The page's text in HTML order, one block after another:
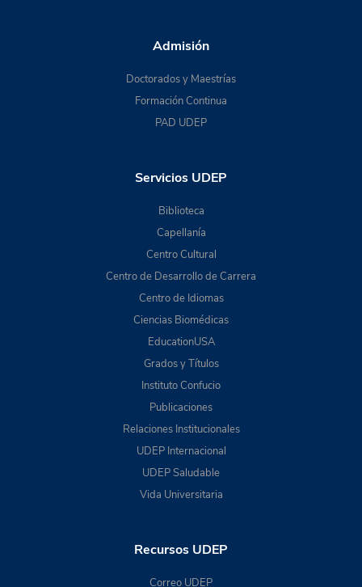
Admisión
Doctorados y Maestrías
Formación Continua
PAD UDEP
Servicios UDEP
Biblioteca
Capellanía
Centro Cultural
Centro de Desarrollo de Carrera
Centro de Idiomas
Ciencias Biomédicas
EducationUSA
Grados y Títulos
Instituto Confucio
Publicaciones
Relaciones Institucionales
UDEP Internacional
UDEP Saludable
Vida Universitaria
Recursos UDEP
Correo UDEP